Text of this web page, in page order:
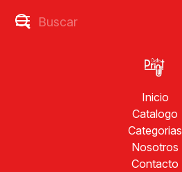
Inicio
Catalogo
Categorias
Nosotros
Contacto